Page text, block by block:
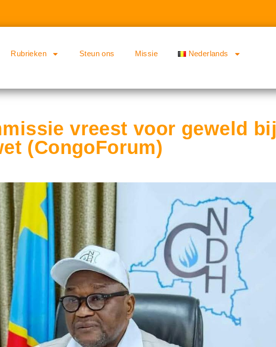
Rubrieken Steun ons Missie Nederlands
vreest voor geweld bij
(CongoForum)